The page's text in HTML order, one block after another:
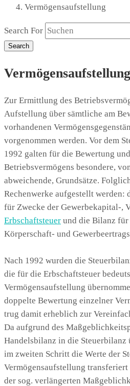
Vermögensaufstellung
Search For
Search
Vermögensaufstellung
Zur Ermittlung des
Aufstellung über sämtliche am
vorhandenen
vorgenommen werden. Vor dem
1992 galten für die Bewertung
Betriebsvermögens besondere,
abweichende, Grundsätze.
Rechenwerke aufgestellt werden:
für Zwecke der Gewerbekapital-,
Erbschaftsteuer und die Bilanz für
Körperschaft- und
Nach 1992 wurden die
die für die Erbschaftsteuer
Vermögensaufstellung
doppelte Bewertung einzelner
trug damit erheblich zur
Da aufgrund des
Handelsbilanz in die Steuerbilanz
im zweiten Schritt die Werte der
Vermögensaufstellung
der sog. verlängerten